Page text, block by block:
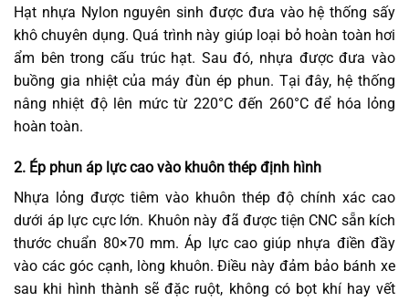
Hạt nhựa Nylon nguyên sinh được đưa vào hệ thống sấy
khô chuyên dụng. Quá trình này giúp loại bỏ hoàn toàn hơi
ẩm bên trong cấu trúc hạt. Sau đó, nhựa được đưa vào
buồng gia nhiệt của máy đùn ép phun. Tại đây, hệ thống
nâng nhiệt độ lên mức từ 220°C đến 260°C để hóa lỏng
hoàn toàn.
2. Ép phun áp lực cao vào khuôn thép định hình
Nhựa lỏng được tiêm vào khuôn thép độ chính xác cao
dưới áp lực cực lớn. Khuôn này đã được tiện CNC sẵn kích
thước chuẩn 80×70 mm. Áp lực cao giúp nhựa điền đầy
vào các góc cạnh, lòng khuôn. Điều này đảm bảo bánh xe
sau khi hình thành sẽ đặc ruột, không có bọt khí hay vết